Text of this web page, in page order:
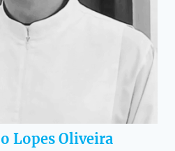
Lopes Oliveira